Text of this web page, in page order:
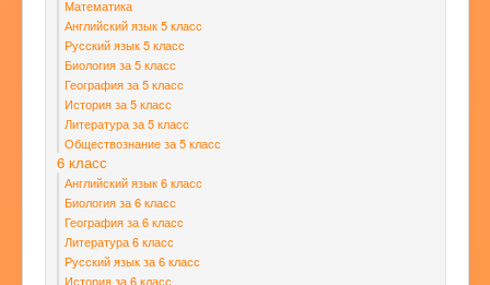
Математика
Английский язык 5 класс
Русский язык 5 класс
Биология за 5 класс
География за 5 класс
История за 5 класс
Литература за 5 класс
Обществознание за 5 класс
6 класс
Английский язык 6 класс
Биология за 6 класс
География за 6 класс
Литература 6 класс
Русский язык за 6 класс
История за 6 класс